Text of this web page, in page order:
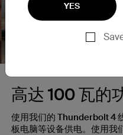
YES
高达 100 瓦的
使用我们的 Thunderbolt 4
板电脑等设备供电。使用我